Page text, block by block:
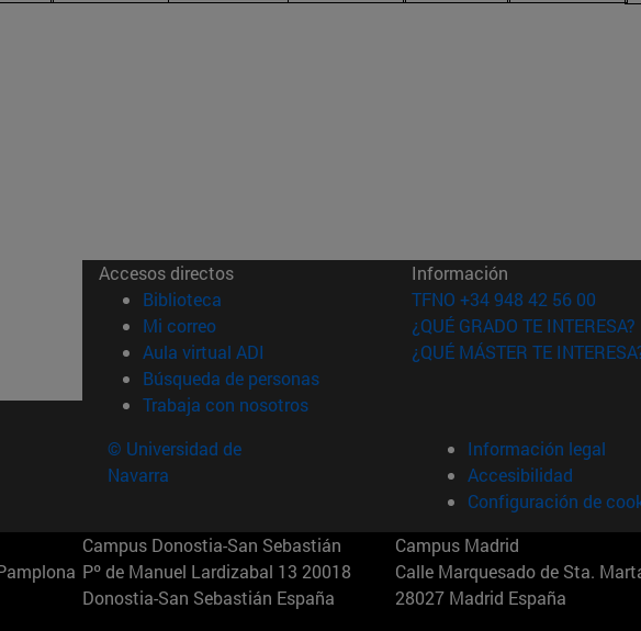
Accesos directos
Biblioteca (abre en nueva ventana)
Mi correo(abre en nueva ventana)
Aula virtual ADI (abre en nueva ventana)
Búsqueda de personas(abre en nueva ventana)
Trabaja con nosotros(abre en nueva ventana)
Información
TFNO +34 948 42 56 00
¿QUÉ GRADO TE INTERESA?
¿QUÉ MÁSTER TE
© Universidad de
Navarra
Información legal
Accesibilidad
Configuración de
Campus Donostia-San Sebastián
Pº de Manuel Lardizabal 13 20018
Donostia-San Sebastián España
Campus Madrid
Calle Marquesado de Sta.
28027 Madrid España